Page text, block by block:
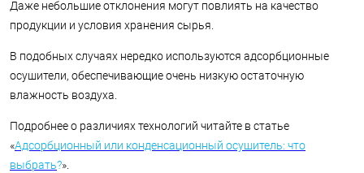
Даже небольшие отклонения могут повлиять на качество
продукции и условия хранения сырья.
В подобных случаях нередко используются адсорбционные
осушители, обеспечивающие очень низкую остаточную
влажность воздуха.
Подробнее о различиях технологий читайте в статье
«Адсорбционный или конденсационный осушитель: что
выбрать?».